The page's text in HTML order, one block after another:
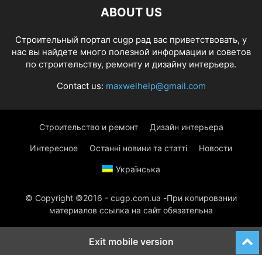
ABOUT US
Строительный портал cugp рад вас приветствовать, у
нас вы найдете много полезной информации и советов
по строительству, ремонту и дизайну интерьера.
Contact us: maxwelhelp@gmail.com
Строительство и ремонт Дизайн интерьера
Интересное Останні новини та статті Новости
Українська
© Copyright ©2016 - cugp.com.ua -При копировании
материалов ссылка на сайт обязательна
Exit mobile version